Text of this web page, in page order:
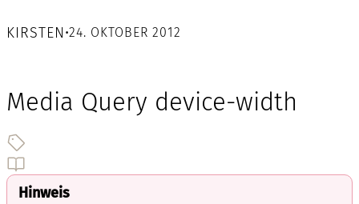
KIRSTEN•24. OKTOBER 2012
Media Query device-width
Hinweis